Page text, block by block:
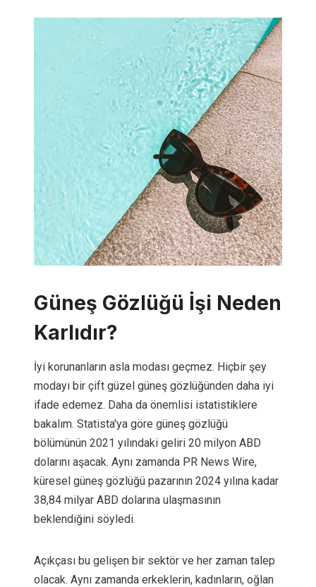
Güneş Gözlüğü İşi Neden
Karlıdır?
İyi korunanların asla modası geçmez. Hiçbir şey
modayı bir çift güzel güneş gözlüğünden daha iyi
ifade edemez. Daha da önemlisi istatistiklere
bakalım. Statista'ya göre güneş gözlüğü
bölümünün 2021 yılındaki geliri 20 milyon ABD
dolarını aşacak. Aynı zamanda PR News Wire,
küresel güneş gözlüğü pazarının 2024 yılına kadar
38,84 milyar ABD dolarına ulaşmasının
beklendiğini söyledi.
Açıkçası bu gelişen bir sektör ve her zaman talep
olacak. Aynı zamanda erkeklerin, kadınların, oğlan